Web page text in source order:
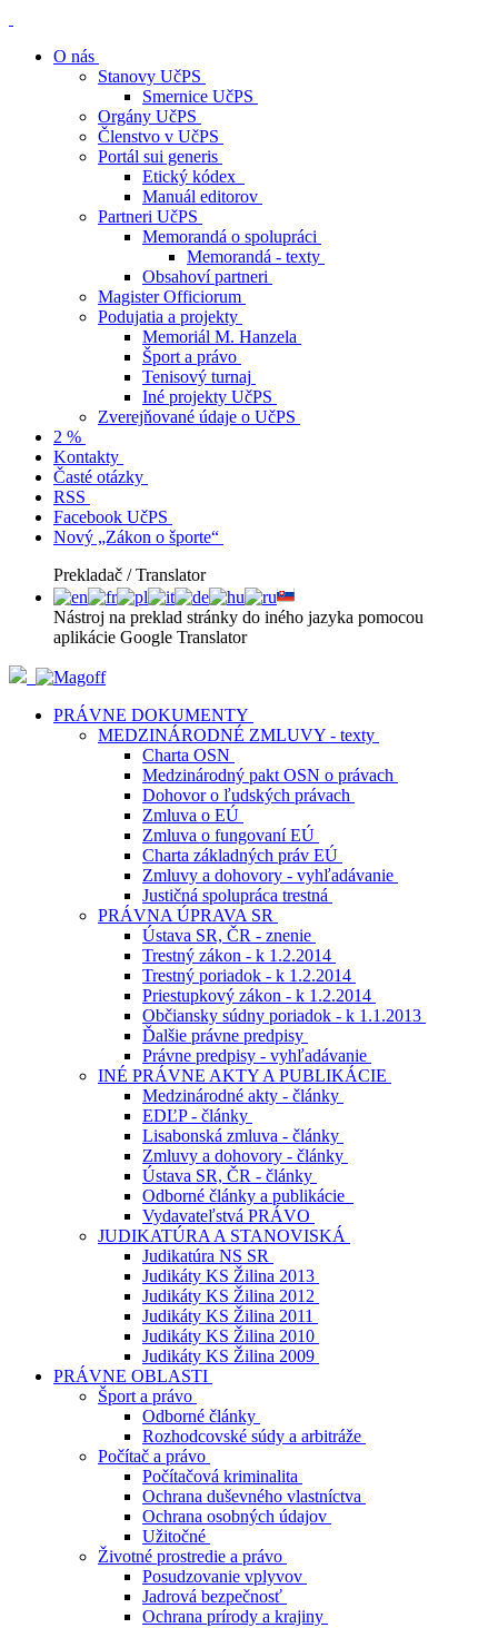
O nás
Stanovy UčPS
Smernice UčPS
Orgány UčPS
Členstvo v UčPS
Portál sui generis
Etický kódex
Manuál editorov
Partneri UčPS
Memorandá o spolupráci
Memorandá - texty
Obsahoví partneri
Magister Officiorum
Podujatia a projekty
Memoriál M. Hanzela
Šport a právo
Tenisový turnaj
Iné projekty UčPS
Zverejňované údaje o UčPS
2 %
Kontakty
Časté otázky
RSS
Facebook UčPS
Nový „Zákon o športe“
Prekladač / Translator
Nástroj na preklad stránky do iného jazyka pomocou
aplikácie Google Translator
PRÁVNE DOKUMENTY
MEDZINÁRODNÉ ZMLUVY - texty
Charta OSN
Medzinárodný pakt OSN o právach
Dohovor o ľudských právach
Zmluva o EÚ
Zmluva o fungovaní EÚ
Charta základných práv EÚ
Zmluvy a dohovory - vyhľadávanie
Justičná spolupráca trestná
PRÁVNA ÚPRAVA SR
Ústava SR, ČR - znenie
Trestný zákon - k 1.2.2014
Trestný poriadok - k 1.2.2014
Priestupkový zákon - k 1.2.2014
Občiansky súdny poriadok - k 1.1.2013
Ďalšie právne predpisy
Právne predpisy - vyhľadávanie
INÉ PRÁVNE AKTY A PUBLIKÁCIE
Medzinárodné akty - články
EDĽP - články
Lisabonská zmluva - články
Zmluvy a dohovory - články
Ústava SR, ČR - články
Odborné články a publikácie
Vydavateľstvá PRÁVO
JUDIKATÚRA A STANOVISKÁ
Judikatúra NS SR
Judikáty KS Žilina 2013
Judikáty KS Žilina 2012
Judikáty KS Žilina 2011
Judikáty KS Žilina 2010
Judikáty KS Žilina 2009
PRÁVNE OBLASTI
Šport a právo
Odborné články
Rozhodcovské súdy a arbitráže
Počítač a právo
Počítačová kriminalita
Ochrana duševného vlastníctva
Ochrana osobných údajov
Užitočné
Životné prostredie a právo
Posudzovanie vplyvov
Jadrová bezpečnosť
Ochrana prírody a krajiny